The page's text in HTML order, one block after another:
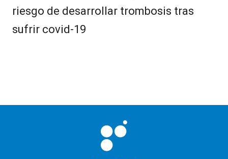
riesgo de desarrollar trombosis tras
sufrir covid-19